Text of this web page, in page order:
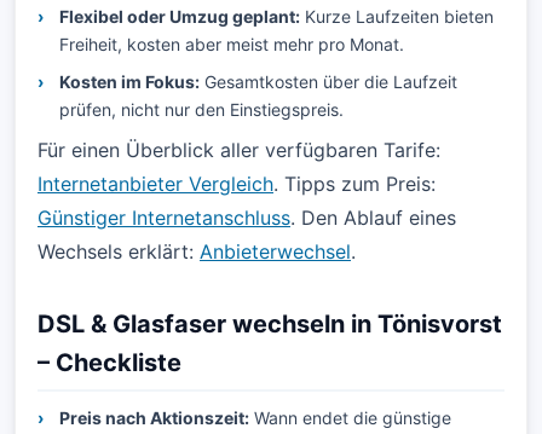
Flexibel oder Umzug geplant: Kurze Laufzeiten bieten
Freiheit, kosten aber meist mehr pro Monat.
Kosten im Fokus: Gesamtkosten über die Laufzeit
prüfen, nicht nur den Einstiegspreis.
Für einen Überblick aller verfügbaren Tarife:
Internetanbieter Vergleich. Tipps zum Preis:
Günstiger Internetanschluss. Den Ablauf eines
Wechsels erklärt: Anbieterwechsel.
DSL & Glasfaser wechseln in Tönisvorst
– Checkliste
Preis nach Aktionszeit: Wann endet die günstige